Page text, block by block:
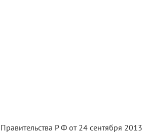
Р Ф от 24 сентября 2013